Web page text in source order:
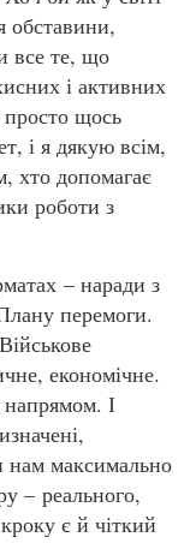
обставини,
все те, що
і активних
щось
і я дякую всім,
хто допомагає
роботи з
– наради з
перемоги.
економічне.
І
нам максимально
– реального,
є й чіткий